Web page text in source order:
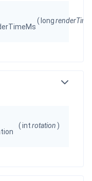
( long
(introtation )